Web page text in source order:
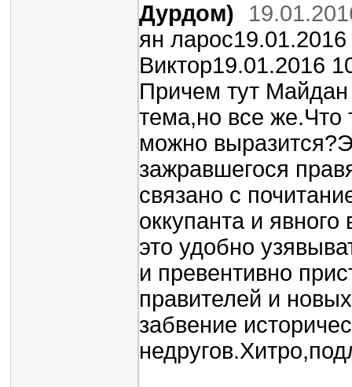
Дурдом)
ян
Виктор19.01.2016
Причем тут
тема,но все же.Что
можно
зажравшегося
связано с
оккупанта и
это удобно
и превентивно
правителей и
забвение